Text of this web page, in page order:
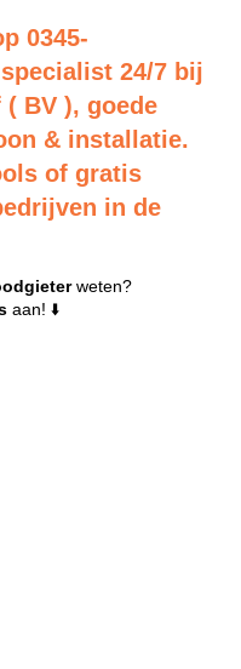
0345-
24/7 bij
( BV ), goede
& installatie.
of gratis
in de
weten?
aan! ⬇️